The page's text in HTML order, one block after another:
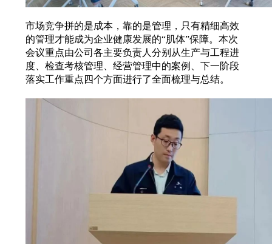
市场竞争拼的是成本，靠的是管理，只有精细高效
的管理才能成为企业健康发展的“肌体”保障。本次
会议重点由公司各主要负责人分别从生产与工程进
度、检查考核管理、经营管理中的案例、下一阶段
落实工作重点四个方面进行了全面梳理与总结。